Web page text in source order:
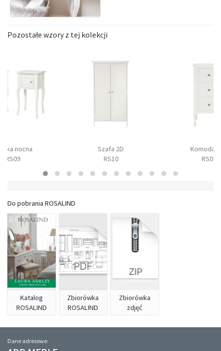
Pozostałe wzory z tej kolekcji
nocna
RS09
Szafa 2D
RS10
Komoda
RS02
Do pobrania ROSALIND
Katalog
ROSALIND
Zbiorówka
ROSALIND
Zbiorówka
zdjęć
Dane adresowe: